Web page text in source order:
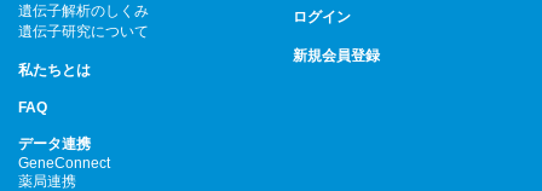
遺伝子解析のしくみ
遺伝子研究について
私たちとは
FAQ
データ連携
GeneConnect
薬局連携
ログイン
新規会員登録